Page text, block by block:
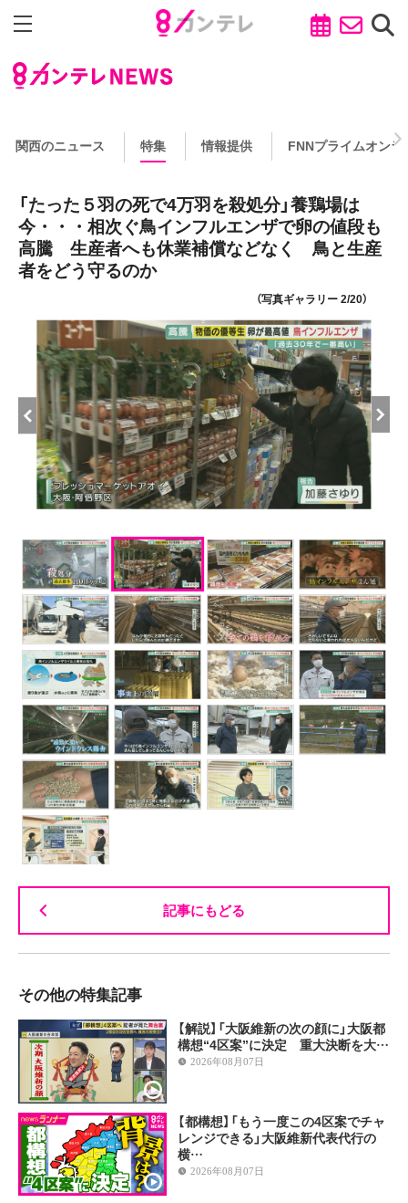
関西のニュース 特集 情報提供 FNNプライムオンラ
「たった５羽の死で4万羽を殺処分」養鶏場は
今・・・相次ぐ鳥インフルエンザで卵の値段も
高騰 生産者へも休業補償などなく 鳥と生産
者をどう守るのか
（写真ギャラリー 2/20）
記事にもどる
その他の特集記事
【解説】「大阪維新の次の顔に」大阪都
構想“4区案”に決定 重大決断を大…
2026年08月07日
【都構想】「もう一度この4区案でチャ
レンジできる」大阪維新代表代行の
横…
2026年08月07日